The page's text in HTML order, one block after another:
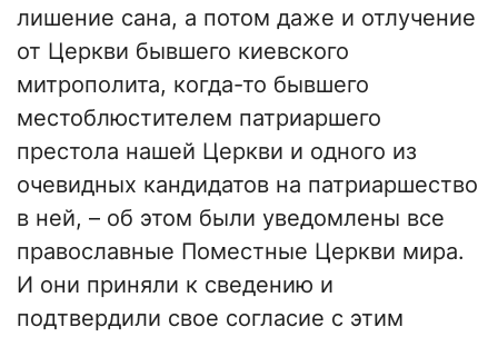
лишение сана, а потом даже и отлучение
от Церкви бывшего киевского
митрополита, когда-то бывшего
местоблюстителем патриаршего
престола нашей Церкви и одного из
очевидных кандидатов на патриаршество
в ней, – об этом были уведомлены все
православные Поместные Церкви мира.
И они приняли к сведению и
подтвердили свое согласие с этим